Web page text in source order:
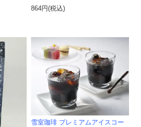
864円(税込)
雪室珈琲 プレミアムアイスコー